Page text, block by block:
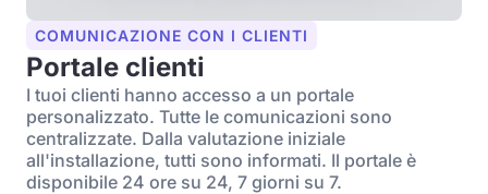
COMUNICAZIONE CON I CLIENTI
Portale clienti
I tuoi clienti hanno accesso a un portale
personalizzato. Tutte le comunicazioni sono
centralizzate. Dalla valutazione iniziale
all'installazione, tutti sono informati. Il portale è
disponibile 24 ore su 24, 7 giorni su 7.